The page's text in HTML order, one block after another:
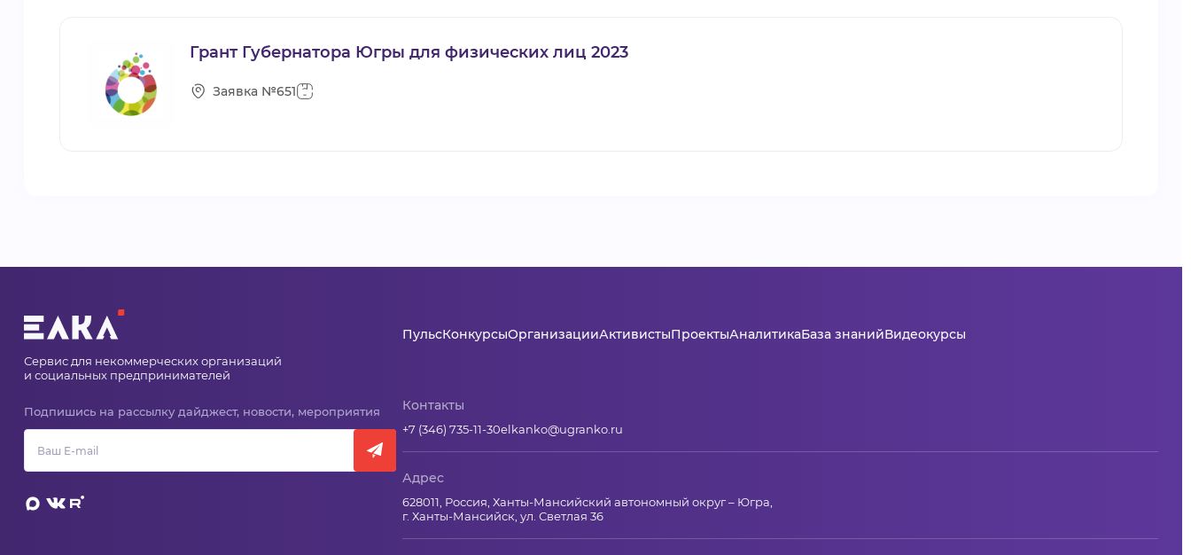
Грант Губернатора Югры для физических лиц 2023
Заявка №651
Сервис для некоммерческих организаций
и социальных предпринимателей
Подпишись на рассылку дайджест, новости, мероприятия
ПульсКонкурсыОрганизацииАктивистыПроектыАналитикаБаза знанийВидеокурсы
Контакты
+7 (346) 735-11-30elkanko@ugranko.ru
Адрес
628011, Россия, Ханты-Мансийский автономный округ – Югра,
г. Ханты-Мансийск, ул. Светлая 36